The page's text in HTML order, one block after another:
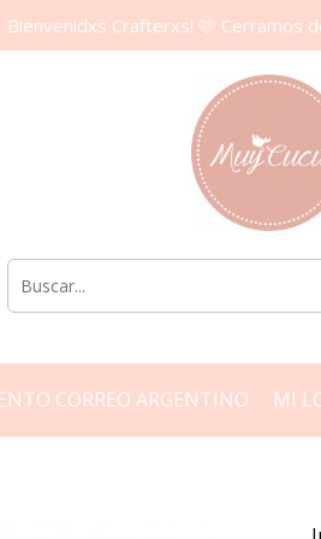
Bienvenidxs Crafterxs! 🩷 Cerramos
CORREO ARGENTINO MI